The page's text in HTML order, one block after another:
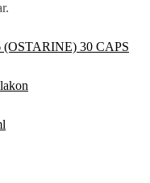
30 CAPS